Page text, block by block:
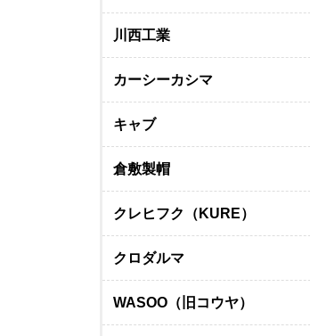
川西工業
カーシーカシマ
キャブ
倉敷製帽
クレヒフク（KURE）
クロダルマ
WASOO（旧コウヤ）